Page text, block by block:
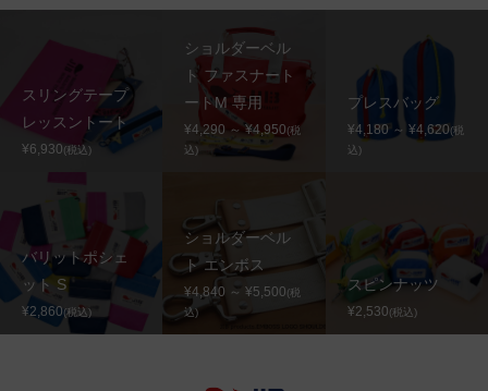
スリングテープ
レッスントート
¥6,930(税込)
ショルダーベル
ト ファスナート
ートM 専用
¥4,290 ～ ¥4,950(税
込)
プレスバッグ
¥4,180 ～ ¥4,620(税
込)
バリットポシェ
ット S
¥2,860(税込)
ショルダーベル
ト エンボス
¥4,840 ～ ¥5,500(税
込)
スピンナッツ
¥2,530(税込)